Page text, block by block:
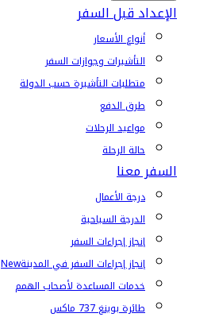
الإعداد قبل السفر
أنواع الأسعار
التأشيرات وجوازات السفر
متطلبات التأشيرة حسب الدولة
طرق الدفع
مواعيد الرحلات
حالة الرحلة
السفر معنا
درجة الأعمال
الدرجة السياحية
إنجاز إجراءات السفر
إنجاز إجراءات السفر في المدينةNew
خدمات المساعدة لأصحاب الهمم
طائرة بوينغ 737 ماكس